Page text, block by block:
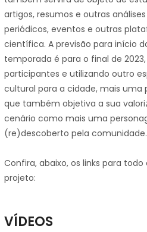
artigos, resumos e outras
periódicos, eventos e outras
científica. A previsão para início
temporada é para o final de
participantes e utilizando outro
cultural para a cidade, mais uma
que também objetiva a sua
cenário como mais uma
(re)descoberto pela comunidade.
Confira, abaixo, os links para
projeto:
VÍDEOS